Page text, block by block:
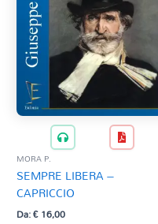
MORA P.
SEMPRE LIBERA –
CAPRICCIO
Da:€16,00